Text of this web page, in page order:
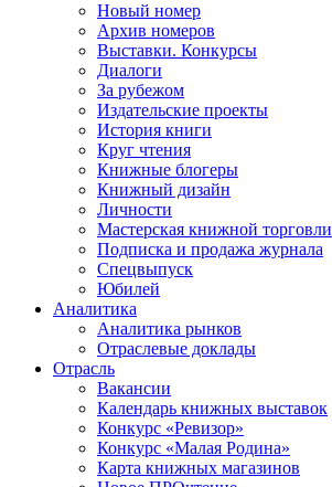
Новый номер
Архив номеров
Выставки. Конкурсы
Диалоги
За рубежом
Издательские проекты
История книги
Круг чтения
Книжные блогеры
Книжный дизайн
Личности
Мастерская книжной торговли
Подписка и продажа журнала
Спецвыпуск
Юбилей
Аналитика
Аналитика рынков
Отраслевые доклады
Отрасль
Вакансии
Календарь книжных выставок
Конкурс «Ревизор»
Конкурс «Малая Родина»
Карта книжных магазинов